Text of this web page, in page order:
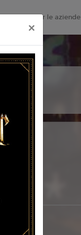
F.A.Q Per le aziende
×